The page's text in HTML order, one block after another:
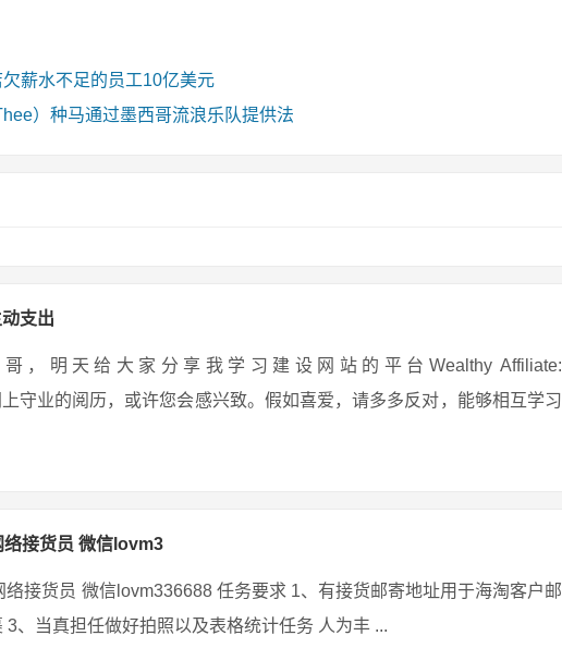
薪水不足的员工10亿美元
）种马通过墨西哥流浪乐队提供法
支出
，明天给大家分享我学习建设网站的平台Wealthy Affiliate:
守业的阅历，或许您会感兴致。假如喜爱，请多多反对，能够相互学习
络接货员 微信lovm3
接货员 微信lovm336688 任务要求 1、有接货邮寄地址用于海淘客户邮
、当真担任做好拍照以及表格统计任务 人为丰 ...